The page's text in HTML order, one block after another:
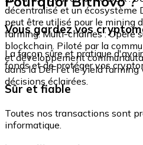
décentralisé et un écosystème
peut être utilisé pour le mining
farming. Multi-chaînes : Opère
blockchain. Piloté par la
et développement
dans la DeFi et le yield farming
décisions éclairées.
Vous gardez vos
La façon sûre et pratique
fonds et de protéger vos
Sûr et fiable
Toutes nos transactions sont
informatique.